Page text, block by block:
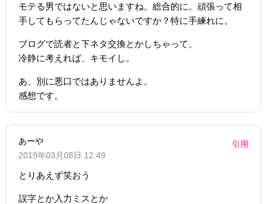
モテる男ではないと思いますね。総合的に。頑張って相
手してもらってたんじゃないですか？特に手練れに。
ブログで読者と下ネタ交換とかしちゃって、
冷静に考えれば、キモイし。
あ、別に悪口ではありませんよ。
感想です。
あーや
2019年03月08日 12:49
引用
とりあえず笑おう
誤字とか入力ミスとか